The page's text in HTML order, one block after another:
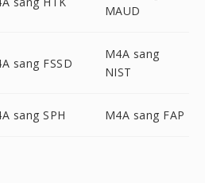
MAUD
sang FSSD
M4A sang
NIST
sang SPH M4A sang FAP